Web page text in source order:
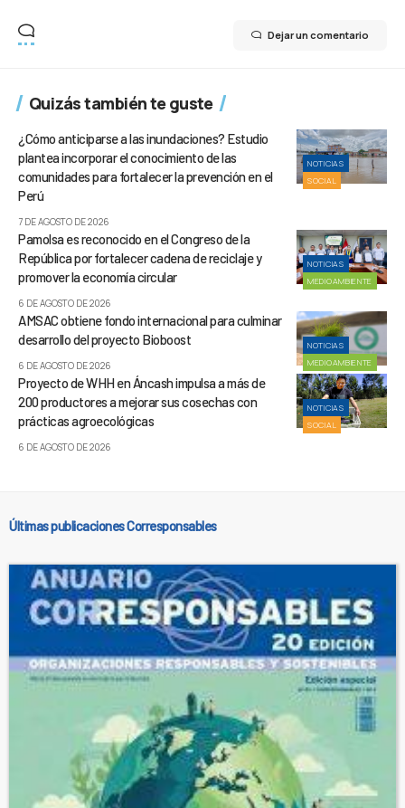
Dejar un comentario
Quizás también te guste
NOTICIAS
SOCIAL
¿Cómo anticiparse a las inundaciones? Estudio
plantea incorporar el conocimiento de las
comunidades para fortalecer la prevención en el
Perú
7 DE AGOSTO DE 2026
NOTICIAS
MEDIOAMBIENTE
Pamolsa es reconocido en el Congreso de la
República por fortalecer cadena de reciclaje y
promover la economía circular
6 DE AGOSTO DE 2026
NOTICIAS
MEDIOAMBIENTE
AMSAC obtiene fondo internacional para culminar
desarrollo del proyecto Bioboost
6 DE AGOSTO DE 2026
NOTICIAS
SOCIAL
Proyecto de WHH en Áncash impulsa a más de
200 productores a mejorar sus cosechas con
prácticas agroecológicas
6 DE AGOSTO DE 2026
Últimas publicaciones Corresponsables